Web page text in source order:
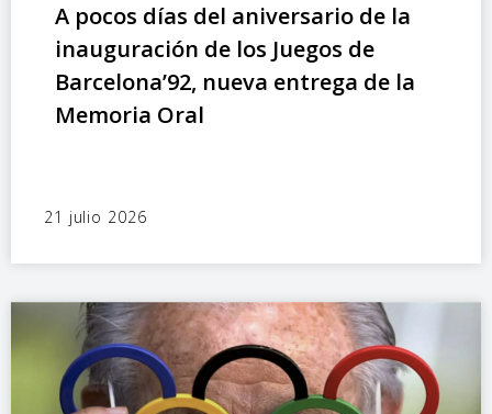
A pocos días del aniversario de la
inauguración de los Juegos de
Barcelona’92, nueva entrega de la
Memoria Oral
21 julio 2026